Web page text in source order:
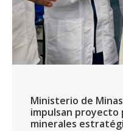
Ministerio de
impulsan
minerales